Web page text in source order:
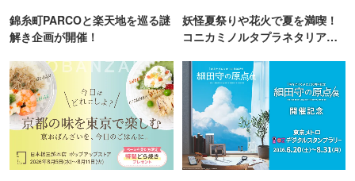
錦糸町PARCOと楽天地を巡る謎
解き企画が開催！
妖怪夏祭りや花火で夏を満喫！
コニカミノルタプラネタリア